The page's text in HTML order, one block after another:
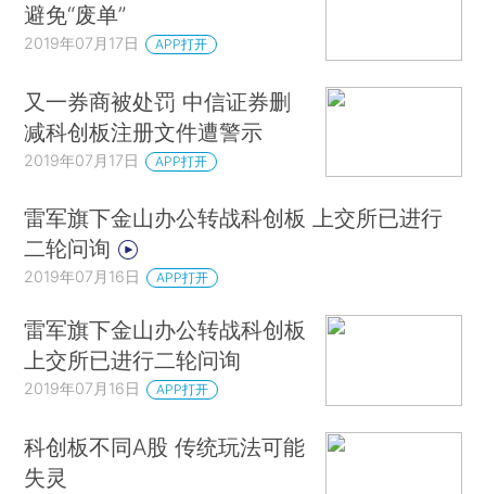
避免“废单”
2019年07月17日 APP打开
又一券商被处罚 中信证券删
减科创板注册文件遭警示
2019年07月17日 APP打开
雷军旗下金山办公转战科创板 上交所已进行
二轮问询
2019年07月16日 APP打开
雷军旗下金山办公转战科创板
上交所已进行二轮问询
2019年07月16日 APP打开
科创板不同A股 传统玩法可能
失灵